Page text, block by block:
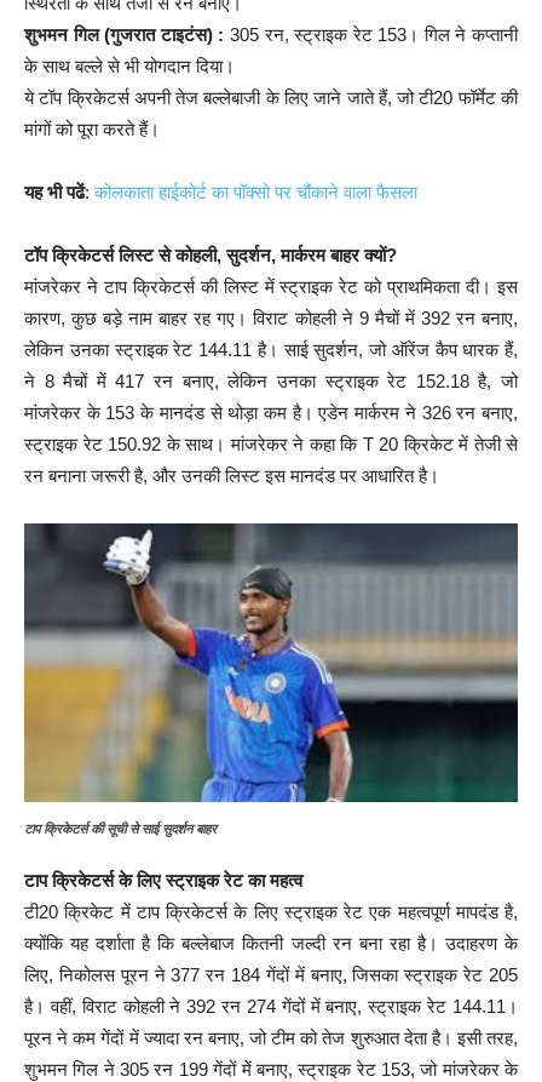
शुभमन गिल (गुजरात टाइटंस) : 305 रन, स्ट्राइक रेट 153। गिल ने कप्तानी
के साथ बल्ले से भी योगदान दिया।
ये टॉप क्रिकेटर्स अपनी तेज बल्लेबाजी के लिए जाने जाते हैं, जो टी20 फॉर्मेट की
मांगों को पूरा करते हैं।
यह भी पढें:कोलकाता हाईकोर्ट का पॉक्सो पर चौंकाने वाला फैसला
टॉप क्रिकेटर्स लिस्ट से कोहली, सुदर्शन, मार्करम बाहर क्यों?
मांजरेकर ने टाप क्रिकेटर्स की लिस्ट में स्ट्राइक रेट को प्राथमिकता दी। इस
कारण, कुछ बड़े नाम बाहर रह गए। विराट कोहली ने 9 मैचों में 392 रन बनाए,
लेकिन उनका स्ट्राइक रेट 144.11 है। साई सुदर्शन, जो ऑरेंज कैप धारक हैं,
ने 8 मैचों में 417 रन बनाए, लेकिन उनका स्ट्राइक रेट 152.18 है, जो
मांजरेकर के 153 के मानदंड से थोड़ा कम है। एडेन मार्करम ने 326 रन बनाए,
स्ट्राइक रेट 150.92 के साथ। मांजरेकर ने कहा कि T 20 क्रिकेट में तेजी से
रन बनाना जरूरी है, और उनकी लिस्ट इस मानदंड पर आधारित है।
टाप क्रिकेटर्स की सूची से साई सुदर्शन बाहर
टाप क्रिकेटर्स के लिए स्ट्राइक रेट का महत्व
टी20 क्रिकेट में टाप क्रिकेटर्स के लिए स्ट्राइक रेट एक महत्वपूर्ण मापदंड है,
क्योंकि यह दर्शाता है कि बल्लेबाज कितनी जल्दी रन बना रहा है। उदाहरण के
लिए, निकोलस पूरन ने 377 रन 184 गेंदों में बनाए, जिसका स्ट्राइक रेट 205
है। वहीं, विराट कोहली ने 392 रन 274 गेंदों में बनाए, स्ट्राइक रेट 144.11।
पूरन ने कम गेंदों में ज्यादा रन बनाए, जो टीम को तेज शुरुआत देता है। इसी तरह,
शुभमन गिल ने 305 रन 199 गेंदों में बनाए, स्ट्राइक रेट 153, जो मांजरेकर के